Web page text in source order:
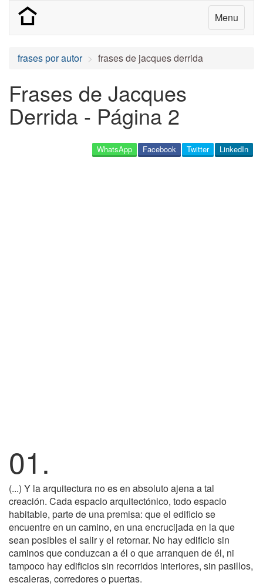
Menu
frases por autor frases de jacques derrida
Frases de Jacques
Derrida - Página 2
LinkedIn
Twitter
Facebook
WhatsApp
01.
(...) Y la arquitectura no es en absoluto ajena a tal
creación. Cada espacio arquitectónico, todo espacio
habitable, parte de una premisa: que el edificio se
encuentre en un camino, en una encrucijada en la que
sean posibles el salir y el retornar. No hay edificio sin
caminos que conduzcan a él o que arranquen de él, ni
tampoco hay edificios sin recorridos interiores, sin pasillos,
escaleras, corredores o puertas.